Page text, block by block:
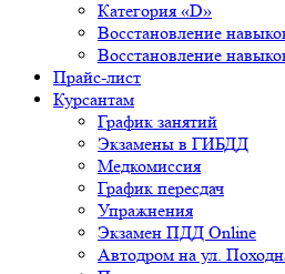
Категория «D»
Восстановление
Восстановление
Прайс-лист
Курсантам
График занятий
Экзамены в ГИБДД
Медкомиссия
График пересдач
Упражнения
Экзамен ПДД Online
Автодром на ул.